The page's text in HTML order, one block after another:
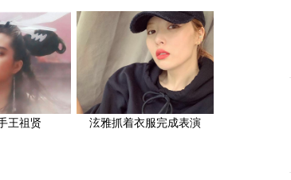
王祖贤 泫雅抓着衣服完成表演